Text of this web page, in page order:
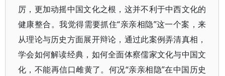
厉，更加动摇中国文化之根，这并不利于中西文化的
健康整合。我觉得需要抓住“亲亲相隐”这一个案，来
从理论与历史方面展开辩论，通过此案例弄清真相，
学会如何解读经典，如何全面体察儒家文化与中国文
化，不能再信口雌黄了。何况“亲亲相隐”在中国历史